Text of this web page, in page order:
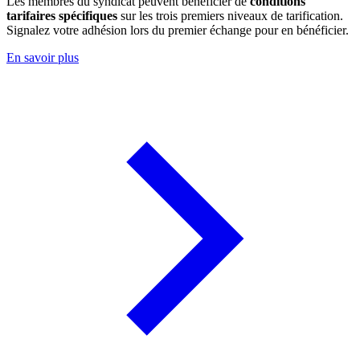
tarifaires spécifiques sur les trois premiers niveaux de tarification.
Signalez votre adhésion lors du premier échange pour en bénéficier.
En savoir plus